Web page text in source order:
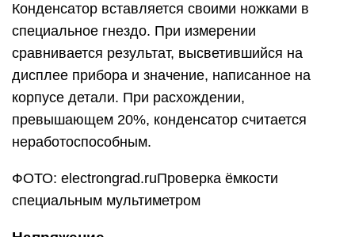
Конденсатор вставляется своими ножками в
специальное гнездо. При измерении
сравнивается результат, высветившийся на
дисплее прибора и значение, написанное на
корпусе детали. При расхождении,
превышающем 20%, конденсатор считается
неработоспособным.
ФОТО: electrongrad.ruПроверка ёмкости
специальным мультиметром